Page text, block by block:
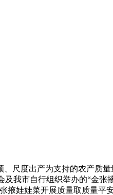
度出产为支持的农产质量
我市自行组织举办的“金张
娃娃菜开展质量取质量